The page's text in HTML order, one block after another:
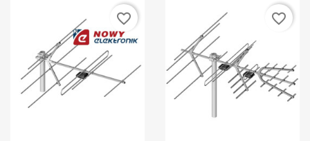
favorite_border favorite_border